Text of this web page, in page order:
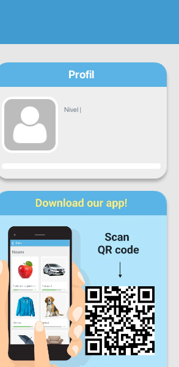
Profil
Nivel |
Progres
Mi
S D
Progresul zilnic
Progresul lunar